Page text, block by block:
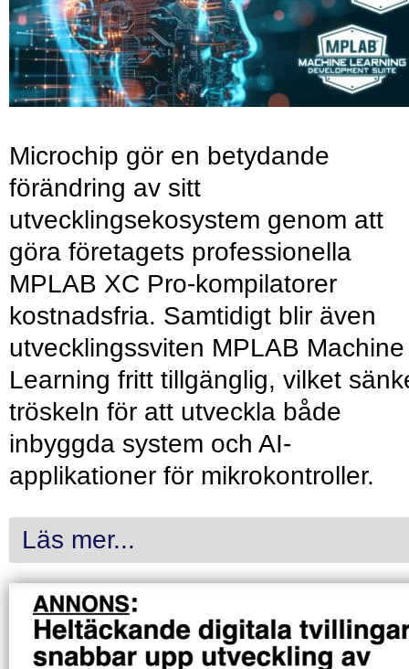
Microchip gör en betydande
förändring av sitt
utvecklingsekosystem genom att
göra företagets professionella
MPLAB XC Pro-kompilatorer
kostnadsfria. Samtidigt blir även
utvecklingssviten MPLAB Machine
Learning fritt tillgänglig, vilket
tröskeln för att utveckla både
inbyggda system och AI-
applikationer för mikrokontroller.
Läs mer...